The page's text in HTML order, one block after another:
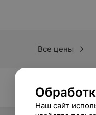
Все цены
Наш сайт